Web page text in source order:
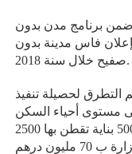
ضمن برنامج مدن بدون
فاس مدينة بدون
صفيح خلال سنة 2018.
التطرق لحصيلة تنفيذ
على مستوى أحياء السكن
غير القانوني والموقعة خلال شهر يوليوز 2017. وتهم هذه الاتفاقية معالجة 500 بناية تقطن بها 2500